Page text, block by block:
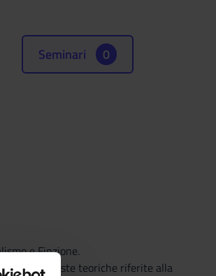
Seminari 0
e Finzione.
delle proposte teoriche riferite alla